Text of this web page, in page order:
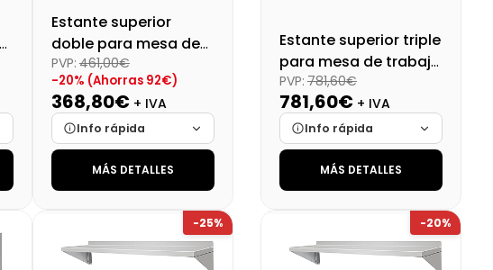
Estante superior
doble para mesa de
trabajo 120x28x60 cm
(SBS-1230T)
PVP: 461,00€
-20% (Ahorras 92€)
368,80€ + IVA
Info rápida
Marca
Cargando…
Cargando…
Precio final (+21%)
MÁS DETALLES
Estante superior triple
para mesa de trabajo
(BS3-1830T)
PVP: 781,60€
781,60€ + IVA
Info rápida
Marca
Cargando…
Cargando…
Precio final (+21%)
MÁS DETALLES
-25% -20%